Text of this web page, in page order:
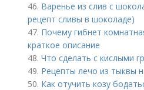
46. Варенье из слив с
рецепт сливы в шоколаде)
47. Почему гибнет
краткое описание
48. Что сделать с кислыми
49. Рецепты лечо из тыквы
50. Как отучить козу